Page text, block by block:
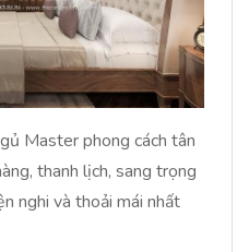
Master phong cách tân
thanh lịch, sang trọng
nghi và thoải mái nhất